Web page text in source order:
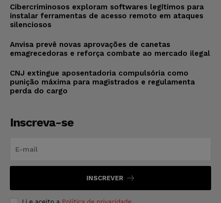
Cibercriminosos exploram softwares legítimos para
instalar ferramentas de acesso remoto em ataques
silenciosos
Anvisa prevê novas aprovações de canetas
emagrecedoras e reforça combate ao mercado ilegal
CNJ extingue aposentadoria compulsória como
punição máxima para magistrados e regulamenta
perda do cargo
Inscreva-se
INSCREVER